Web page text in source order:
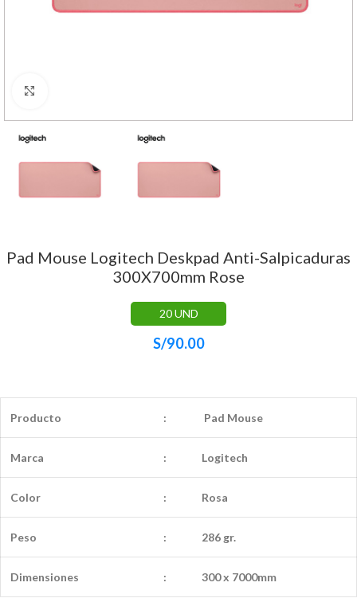
Pad Mouse Logitech Deskpad Anti-Salpicaduras
300X700mm Rose
20 UND
S/90.00
Producto : Pad Mouse
Marca : Logitech
Color : Rosa
Peso : 286 gr.
Dimensiones : 300 x 7000mm